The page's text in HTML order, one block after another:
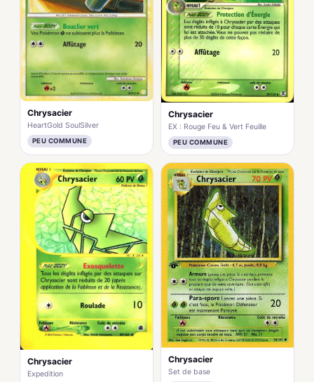
Chrysacier
HeartGold SoulSilver
PEU COMMUNE
Chrysacier
EX : Rouge Feu & Vert Feuille
PEU COMMUNE
Chrysacier
Expedition
Chrysacier
Set de base